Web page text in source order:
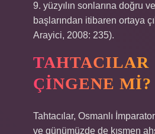
9. yüzyılın sonlarına doğru
başlarından itibaren ortaya
Arayici, 2008: 235).
TAHTACILAR
ÇINGENE MI?
Tahtacılar, Osmanlı
ve günümüzde de kısmen